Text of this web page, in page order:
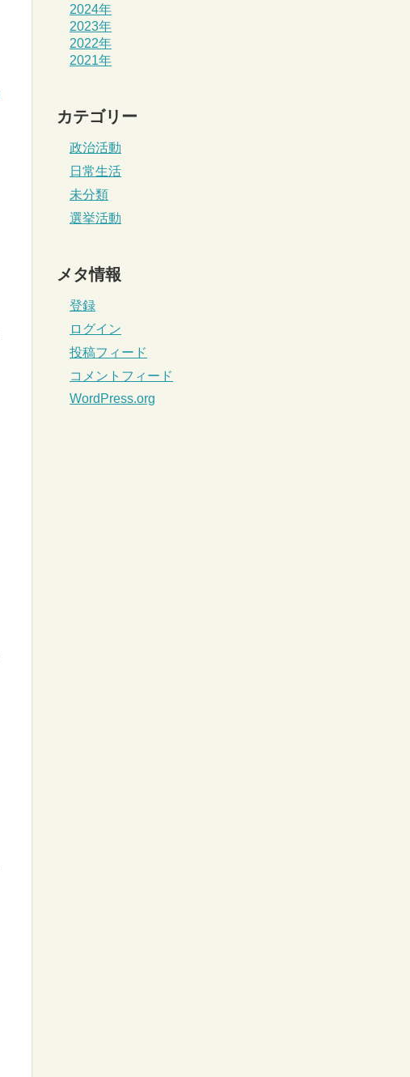
2024年
2023年
2022年
2021年
カテゴリー
政治活動
日常生活
未分類
選挙活動
メタ情報
登録
ログイン
投稿フィード
コメントフィード
WordPress.org